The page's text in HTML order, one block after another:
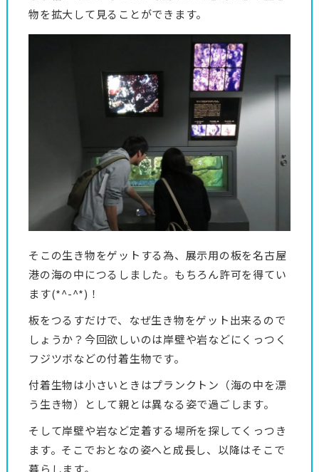
物を拡大して見ることができます。
そこの生き物をゲットする為、展示用の板を名古屋
港の海の中につるしました。もちろん許可を得てい
ます(*^-^*)！
板をつるすだけで、なぜ生き物をゲット出来るので
しょうか？今回欲しいのは岸壁や岩などにくっつく
フジツボなどの付着生物です。
付着生物は小さいときはプランクトン（海の中を漂
う生き物）として親とは異なる姿で過ごします。
そして岸壁や岩など定着する場所を探してくっつき
ます。そこでおとなの姿へと成長し、以降はそこで
暮らします。